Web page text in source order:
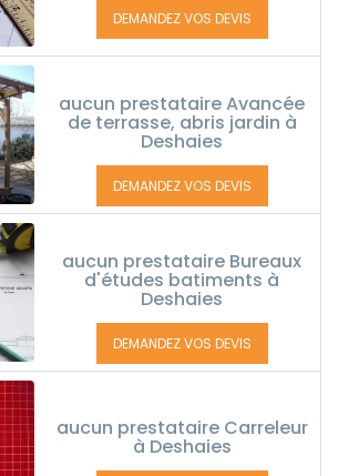
DEMANDEZ VOS DEVIS
aucun prestataire Avancée
de terrasse, abris jardin à
Deshaies
DEMANDEZ VOS DEVIS
aucun prestataire Bureaux
d'études batiments à
Deshaies
DEMANDEZ VOS DEVIS
aucun prestataire Carreleur
à Deshaies